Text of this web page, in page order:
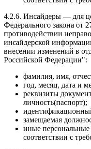
4.2.6. Инсайдеры — для
Федерального закона от
противодействии
инсайдерской
внесении изменений в
Российской Федерации":
фамилия, имя,
год, месяц, дата и
реквизиты
личность(паспорт);
замещаемая
иные
соответствии с